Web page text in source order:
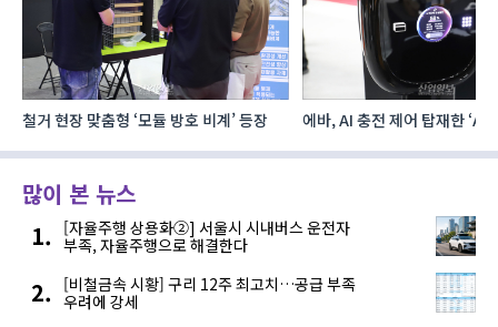
철거 현장 맞춤형 ‘모듈 방호 비계’ 등장
에바, AI 충전 제어 탑재한
많이 본 뉴스
[자율주행 상용화②] 서울시 시내버스 운전자
부족, 자율주행으로 해결한다
[비철금속 시황] 구리 12주 최고치…공급 부족
우려에 강세